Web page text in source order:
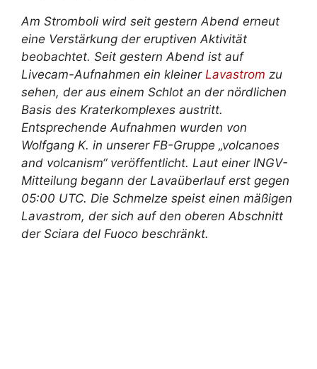
Am Stromboli wird seit gestern Abend erneut
eine Verstärkung der eruptiven Aktivität
beobachtet. Seit gestern Abend ist auf
Livecam-Aufnahmen ein kleiner Lavastrom zu
sehen, der aus einem Schlot an der nördlichen
Basis des Kraterkomplexes austritt.
Entsprechende Aufnahmen wurden von
Wolfgang K. in unserer FB-Gruppe „volcanoes
and volcanism“ veröffentlicht. Laut einer INGV-
Mitteilung begann der Lavaüberlauf erst gegen
05:00 UTC. Die Schmelze speist einen mäßigen
Lavastrom, der sich auf den oberen Abschnitt
der Sciara del Fuoco beschränkt.